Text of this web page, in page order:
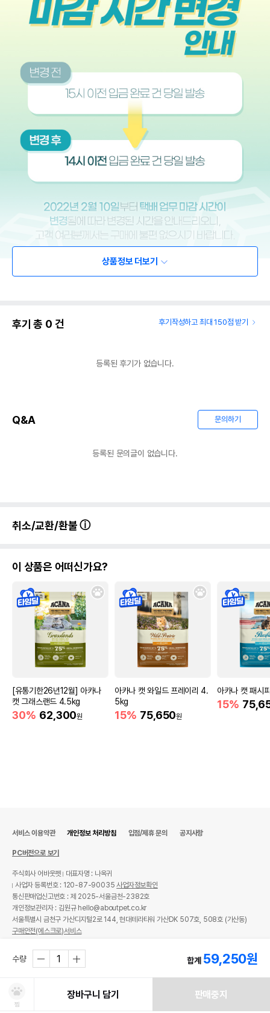
상품정보 더보기
후기 총 0 건 후기작성하고 최대 150점 받기
등록된 후기가 없습니다.
Q&A 문의하기
등록된 문의글이 없습니다.
취소/교환/환불
이 상품은 어떠신가요?
[유통기한26년12월] 아카나
캣 그래스랜드 4.5kg
30% 62,300원
아카나 캣 와일드 프레이리 4.
5kg
15% 75,650원
아카나 캣 패시
15%
수량 합계 59,250원
찜
장바구니 담기 판매중지
서비스 이용약관 개인정보 처리방침 입점/제휴 문의 공지사항
PC버전으로 보기
주식회사 어바웃펫
대표자명 : 나옥귀
사업자 등록번호 : 120-87-90035사업자정보확인
통신판매업신고번호 : 제 2025-서울금천-2382호
개인정보관리자 : 김원규 hello@aboutpet.co.kr
서울특별시 금천구 가산디지털2로 144, 현대테라타워 가산DK 507호, 508호 (가산동)
구매안전(에스크로)서비스